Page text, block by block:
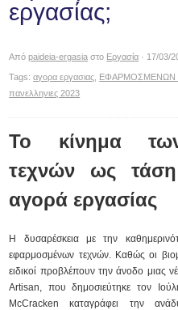
εργασίας;
Απόpaideia-ergasia στο Εργασία · 17/03/
Tags:αγορα εργασιας ΕΦΑΡΜΟΣΜΕΝΩΝ
πανελληνιες 2023
Το κίνημα
τεχνών ως
αγορά εργασίας
Η δυσαρέσκεια με την
εφαρμοσμένων τεχνών. Καθώς οι
ειδικοί προβλέπουν την άνοδο μιας
Artisan, που δημοσιεύτηκε τον
McCracken καταγράφει την